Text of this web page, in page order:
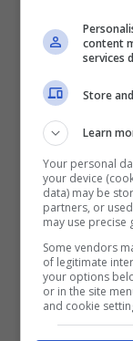
In attesa di
rapporto tra
inizia a
con Serena.
inaspettata
il rapimento
ha portato
fiducia nella
potrebbe
frattempo,
Un posto al
content
services
Store
Learn
Your personal
your device
data) may be
partners, or
may use precise
Some vendors
of legitimate
your options
or in the site
and cookie